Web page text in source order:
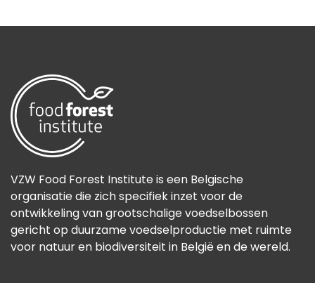
VZW Food Forest Institute is een Belgische
organisatie die zich specifiek inzet voor de
ontwikkeling van grootschalige voedselbossen
gericht op duurzame voedselproductie met ruimte
voor natuur en biodiversiteit in België en de wereld.